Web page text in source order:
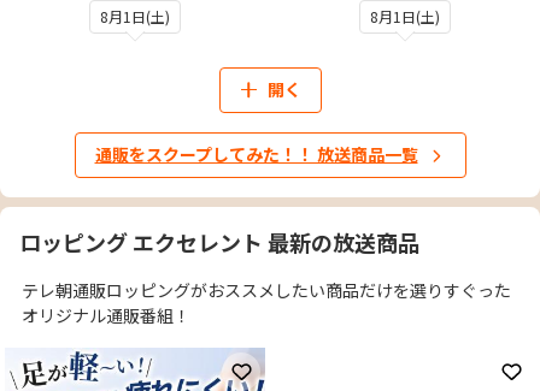
8月1日(土) 8月1日(土)
開く
通販をスクープしてみた！！ 放送商品一覧
ロッピング エクセレント 最新の放送商品
テレ朝通販ロッピングがおススメしたい商品だけを選りすぐった
オリジナル通販番組！
お気に入りに登録 お